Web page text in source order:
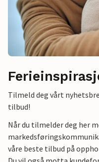
Tilmeld deg vårt
tilbud!
Når du tilmelder deg her
våre beste tilbud på